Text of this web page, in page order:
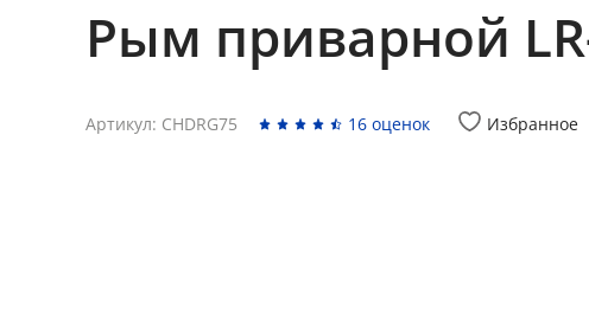
Рым приварной
Артикул: CHDRG75 16 оценок Избранное